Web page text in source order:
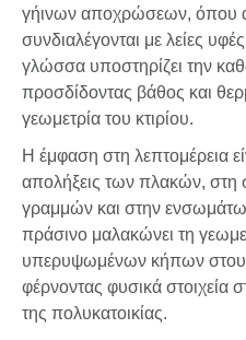
γήινων αποχρώσεων, όπου
συνδιαλέγονται με λείες
γλώσσα υποστηρίζει την
προσδίδοντας βάθος και
γεωμετρία του κτιρίου.
Η έμφαση στη λεπτομέρεια
απολήξεις των πλακών, στη
γραμμών και στην
πράσινο μαλακώνει τη
υπερυψωμένων κήπων
φέρνοντας φυσικά στοιχεία
της πολυκατοικίας.